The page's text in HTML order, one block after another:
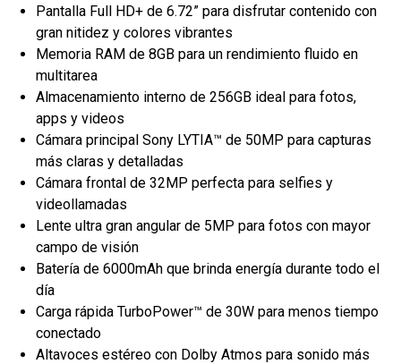
Pantalla Full HD+ de 6.72” para disfrutar contenido con
gran nitidez y colores vibrantes
Memoria RAM de 8GB para un rendimiento fluido en
multitarea
Almacenamiento interno de 256GB ideal para fotos,
apps y videos
Cámara principal Sony LYTIA™ de 50MP para capturas
más claras y detalladas
Cámara frontal de 32MP perfecta para selfies y
videollamadas
Lente ultra gran angular de 5MP para fotos con mayor
campo de visión
Batería de 6000mAh que brinda energía durante todo el
día
Carga rápida TurboPower™ de 30W para menos tiempo
conectado
Altavoces estéreo con Dolby Atmos para sonido más